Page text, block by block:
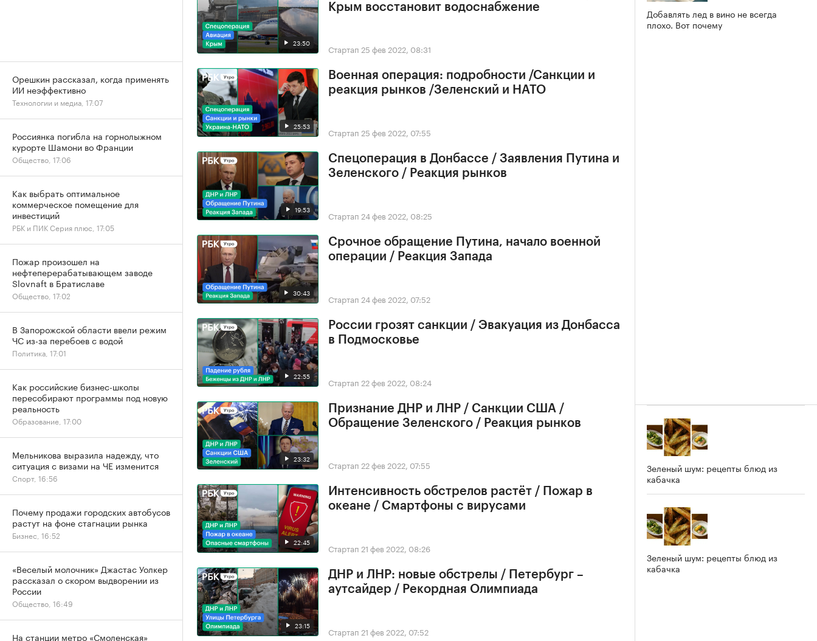
23:50
Крым восстановит водоснабжение
Стартап 25 фев 2022, 08:31
25:53
Военная операция: подробности /Санкции и
реакция рынков /Зеленский и НАТО
Стартап 25 фев 2022, 07:55
19:53
Спецоперация в Донбассе / Заявления Путина и
Зеленского / Реакция рынков
Стартап 24 фев 2022, 08:25
30:43
Срочное обращение Путина, начало военной
операции / Реакция Запада
Стартап 24 фев 2022, 07:52
22:55
России грозят санкции / Эвакуация из Донбасса
в Подмосковье
Стартап 22 фев 2022, 08:24
23:32
Признание ДНР и ЛНР / Санкции США /
Обращение Зеленского / Реакция рынков
Стартап 22 фев 2022, 07:55
22:45
Интенсивность обстрелов растёт / Пожар в
океане / Смартфоны с вирусами
Стартап 21 фев 2022, 08:26
23:15
ДНР и ЛНР: новые обстрелы / Петербург –
аутсайдер / Рекордная Олимпиада
Стартап 21 фев 2022, 07:52
Добавлять лед в вино не всегда
плохо. Вот почему
Зеленый шум: рецепты блюд из
кабачка
Зеленый шум: рецепты блюд из
кабачка
Орешкин рассказал, когда применять
ИИ неэффективно
Технологии и медиа, 17:07
Россиянка погибла на горнолыжном
курорте Шамони во Франции
Общество, 17:06
Как выбрать оптимальное
коммерческое помещение для
инвестиций
РБК и ПИК Серия плюс, 17:05
Пожар произошел на
нефтеперерабатывающем заводе
Slovnaft в Братиславе
Общество, 17:02
В Запорожской области ввели режим
ЧС из-за перебоев с водой
Политика, 17:01
Как российские бизнес-школы
пересобирают программы под новую
реальность
Образование, 17:00
Мельникова выразила надежду, что
ситуация с визами на ЧЕ изменится
Спорт, 16:56
Почему продажи городских автобусов
растут на фоне стагнации рынка
Бизнес, 16:52
«Веселый молочник» Джастас Уолкер
рассказал о скором выдворении из
России
Общество, 16:49
На станции метро «Смоленская»